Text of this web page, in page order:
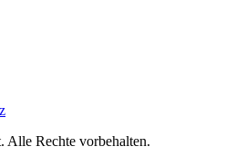
. Alle Rechte vorbehalten.